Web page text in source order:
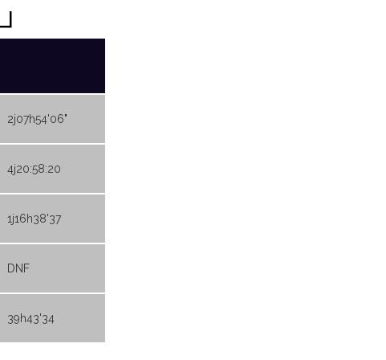
2j07h54'06"
4j20:58:20
1j16h38'37
DNF
39h43'34